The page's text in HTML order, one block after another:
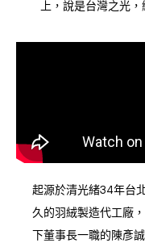
上，說是台灣之光
起源於清光緒34年台
久的羽絨製造代工廠
下董事長一職的陳彥